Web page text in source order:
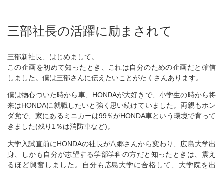
三部社長の活躍に励まされて
三部新社長、はじめまして。
この企画を初めて知ったとき、これは自分のための企画だと確信
しました。僕は三部さんに伝えたいことがたくさんあります。
僕は物心ついた時から車、HONDAが大好きで、小学生の時から将
来はHONDAに就職したいと強く思い続けていました。両親もホン
ダ党で、家にあるミニカーは99％がHONDA車という環境で育って
きました(残り1％は消防車など)。
大学入試直前にHONDAの社長が八郷さんから変わり、広島大学出
身、しかも自分が志望する学部学科の方だと知ったときは、震え
るほど興奮しました。自分も広島大学に合格して、大学院を出